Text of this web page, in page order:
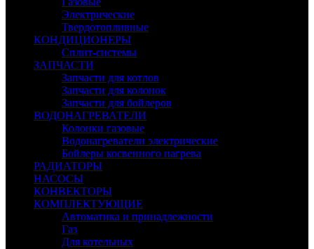
Электрические
Твердотопливные
КОНДИЦИОНЕРЫ
Сплит-системы
ЗАПЧАСТИ
Запчасти для котлов
Запчасти для колонок
Запчасти для бойлеров
ВОДОНАГРЕВАТЕЛИ
Колонки газовые
Водонагреватели электрические
Бойлеры косвенного нагрева
РАДИАТОРЫ
НАСОСЫ
КОНВЕКТОРЫ
КОМПЛЕКТУЮЩИЕ
Автоматика и принадлежности
Газ
Для котельных